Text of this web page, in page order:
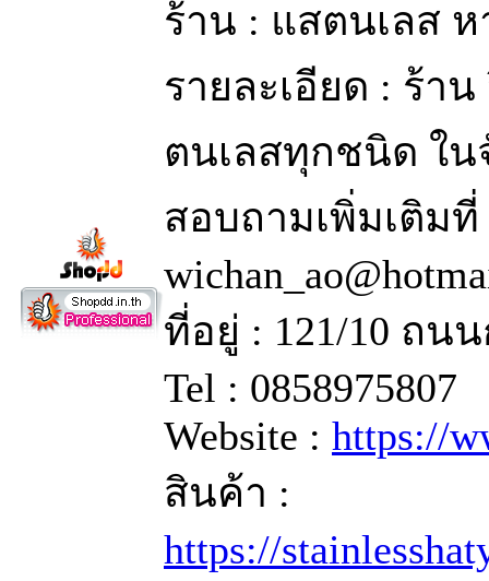
ร้าน : แสตนเลส
รายละเอียด : ร้า
ตนเลสทุกชนิด ใน
สอบถามเพิ่มเติมที่
ที่อยู่ : 121/10 ถน
Tel : 0858975807
Website : https://
สินค้า :
https://